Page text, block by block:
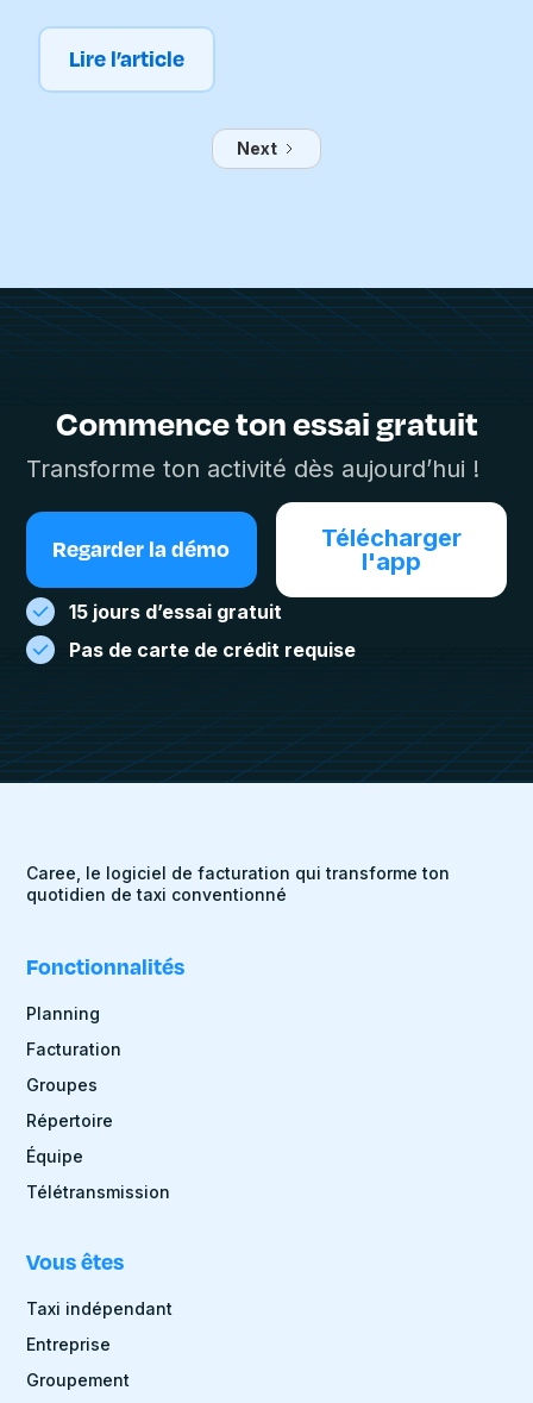
Lire l’article
Next
Commence ton essai gratuit
Transforme ton activité dès aujourd’hui !
Regarder la démo
Télécharger
l'app
15 jours d’essai gratuit
Pas de carte de crédit requise
Caree, le logiciel de facturation qui transforme ton
quotidien de taxi conventionné
Fonctionnalités
Planning
Facturation
Groupes
Répertoire
Équipe
Télétransmission
Vous êtes
Taxi indépendant
Entreprise
Groupement